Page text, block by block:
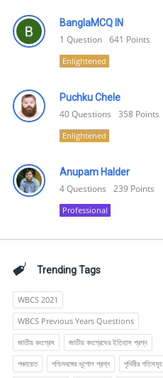
BanglaMCQ IN
1 Question 641 Points
Enlightened
Puchku Chele
40Questions 358 Points
Enlightened
Anupam Halder
4Questions 239 Points
Professional
Trending Tags
WBCS 2021
WBCS Previous Years Questions
জাতীয় কংগ্রেস
জাতীয় কংগ্রেসের ইতিহাস প্রশ্ন
পঞ্চায়েত
পশ্চিমবঙ্গের ভূগোল প্রশ্ন
পৃথিবীর গতিসমূহ